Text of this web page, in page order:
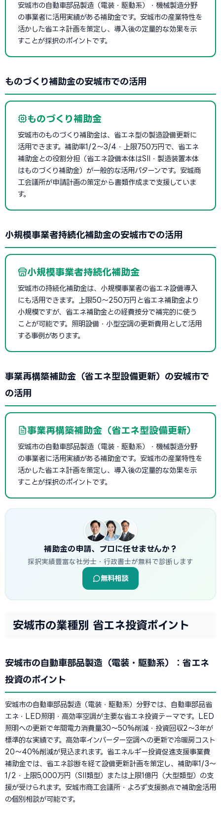
安城市の自動車部品製造（電装・駆動系）・機械製造分野
の事業者に活用実績がある補助金です。安城市の産業特性を
活かした省エネ計画を策定し、導入後の定量的な効果を示
すことが採択のポイントです。
ものづくり補助金の安城市での活用
ものづくり補助金
安城市のものづくり補助金は、省エネ型の製造設備更新に
活用できます。補助率1/2〜3/4・上限750万円で、省エネ
補助金との役割分担（省エネ設備本体はSII・製造装置本体
はものづくり補助金）が一般的な活用パターンです。安城商
工会議所が申請計画の策定から書類作成まで支援していま
す。
小規模事業者持続化補助金の安城市での活用
小規模事業者持続化補助金
安城市の持続化補助金は、小規模事業者の省エネ設備導入
にも活用できます。上限50〜250万円と省エネ補助金より
小規模ですが、省エネ補助金との経費按分で補完的に使う
ことが可能です。照明設備・小型空調の更新費用として活用
する事例があります。
事業再構築補助金（省エネ型設備更新）の安城市で
の活用
事業再構築補助金（省エネ型設備更新）
安城市の自動車部品製造（電装・駆動系）・機械製造分野
の事業者に活用実績がある補助金です。安城市の産業特性を
活かした省エネ計画を策定し、導入後の定量的な効果を示
すことが採択のポイントです。
補助金の申請、プロに任せませんか？
採択実績豊富な社労士・行政書士が無料で診断します
無料相談
安城市の業種別 省エネ投資ポイント
安城市の自動車部品製造（電装・駆動系）：省エネ
投資のポイント
安城市の自動車部品製造（電装・駆動系）分野では、自動車部品省
エネ・LED照明・高効率空調が主要な省エネ投資テーマです。LED
照明への更新で年間電力消費量30〜50%削減・投資回収2〜3年が
標準的な実績です。高効率インバーター空調への更新で冷暖房コスト
20〜40%削減が見込まれます。省エネルギー投資促進支援事業費
補助金では、省エネ診断を経て設備更新計画を策定し、補助率1/3〜
1/2・上限5,000万円（SII類型）または上限1億円（大型類型）の支
援が受けられます。安城市商工会議所・よろず支援拠点で補助金活用
の個別相談が可能です。